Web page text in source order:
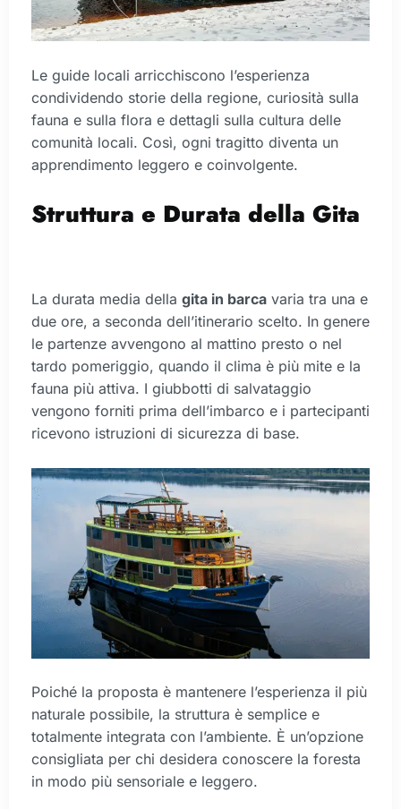
Le guide locali arricchiscono l’esperienza
condividendo storie della regione, curiosità sulla
fauna e sulla flora e dettagli sulla cultura delle
comunità locali. Così, ogni tragitto diventa un
apprendimento leggero e coinvolgente.
Struttura e Durata della Gita
La durata media della gita in barca varia tra una e
due ore, a seconda dell’itinerario scelto. In genere
le partenze avvengono al mattino presto o nel
tardo pomeriggio, quando il clima è più mite e la
fauna più attiva. I giubbotti di salvataggio
vengono forniti prima dell’imbarco e i partecipanti
ricevono istruzioni di sicurezza di base.
Poiché la proposta è mantenere l’esperienza il più
naturale possibile, la struttura è semplice e
totalmente integrata con l’ambiente. È un’opzione
consigliata per chi desidera conoscere la foresta
in modo più sensoriale e leggero.